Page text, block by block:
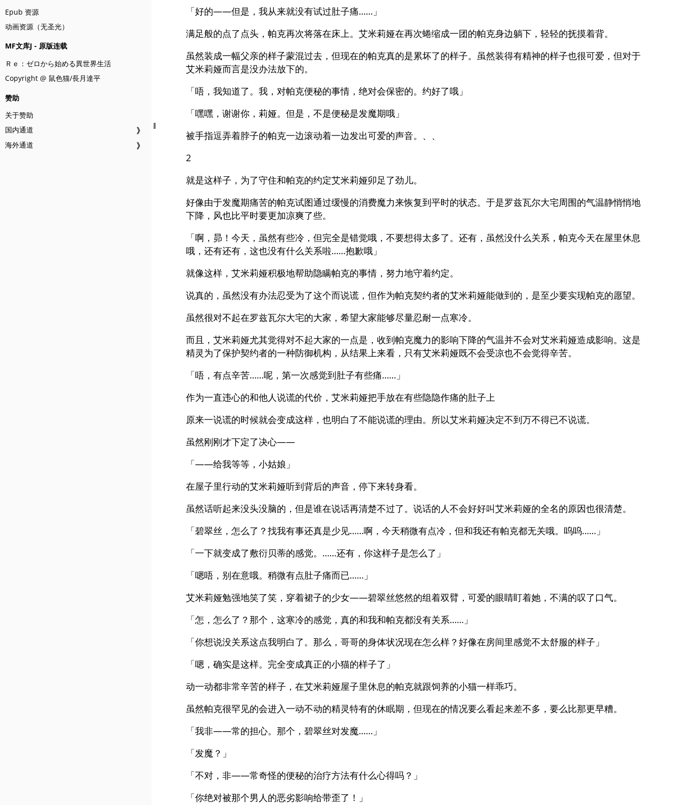
Epub 资源
动画资源（无圣光）
MF文库J - 原版连载
Ｒｅ：ゼロから始める異世界生活
Copyright @ 鼠色猫/長月達平
赞助
关于赞助
国内通道
❱
海外通道
❱
「好的——但是，我从来就没有试过肚子痛……」
满足般的点了点头，帕克再次将落在床上。艾米莉娅在再次蜷缩成一团的帕克身边躺下，轻轻的抚摸着背。
虽然装成一幅父亲的样子蒙混过去，但现在的帕克真的是累坏了的样子。虽然装得有精神的样子也很可爱，但对于
艾米莉娅而言是没办法放下的。
「唔，我知道了。我，对帕克便秘的事情，绝对会保密的。约好了哦」
「嘿嘿，谢谢你，莉娅。但是，不是便秘是发魔期哦」
被手指逗弄着脖子的帕克一边滚动着一边发出可爱的声音。、、
2
就是这样子，为了守住和帕克的约定艾米莉娅卯足了劲儿。
好像由于发魔期痛苦的帕克试图通过缓慢的消费魔力来恢复到平时的状态。于是罗兹瓦尔大宅周围的气温静悄悄地
下降，风也比平时要更加凉爽了些。
「啊，昴！今天，虽然有些冷，但完全是错觉哦，不要想得太多了。还有，虽然没什么关系，帕克今天在屋里休息
哦，还有还有，这也没有什么关系啦……抱歉哦」
就像这样，艾米莉娅积极地帮助隐瞒帕克的事情，努力地守着约定。
说真的，虽然没有办法忍受为了这个而说谎，但作为帕克契约者的艾米莉娅能做到的，是至少要实现帕克的愿望。
虽然很对不起在罗兹瓦尔大宅的大家，希望大家能够尽量忍耐一点寒冷。
而且，艾米莉娅尤其觉得对不起大家的一点是，收到帕克魔力的影响下降的气温并不会对艾米莉娅造成影响。这是
精灵为了保护契约者的一种防御机构，从结果上来看，只有艾米莉娅既不会受凉也不会觉得辛苦。
「唔，有点辛苦……呢，第一次感觉到肚子有些痛……」
作为一直违心的和他人说谎的代价，艾米莉娅把手放在有些隐隐作痛的肚子上
原来一说谎的时候就会变成这样，也明白了不能说谎的理由。所以艾米莉娅决定不到万不得已不说谎。
虽然刚刚才下定了决心——
「——给我等等，小姑娘」
在屋子里行动的艾米莉娅听到背后的声音，停下来转身看。
虽然话听起来没头没脑的，但是谁在说话再清楚不过了。说话的人不会好好叫艾米莉娅的全名的原因也很清楚。
「碧翠丝，怎么了？找我有事还真是少见……啊，今天稍微有点冷，但和我还有帕克都无关哦。呜呜……」
「一下就变成了敷衍贝蒂的感觉。……还有，你这样子是怎么了」
「嗯唔，别在意哦。稍微有点肚子痛而已……」
艾米莉娅勉强地笑了笑，穿着裙子的少女——碧翠丝悠然的组着双臂，可爱的眼睛盯着她，不满的叹了口气。
「怎，怎么了？那个，这寒冷的感觉，真的和我和帕克都没有关系……」
「你想说没关系这点我明白了。那么，哥哥的身体状况现在怎么样？好像在房间里感觉不太舒服的样子」
「嗯，确实是这样。完全变成真正的小猫的样子了」
动一动都非常辛苦的样子，在艾米莉娅屋子里休息的帕克就跟饲养的小猫一样乖巧。
虽然帕克很罕见的会进入一动不动的精灵特有的休眠期，但现在的情况要么看起来差不多，要么比那更早糟。
「我非——常的担心。那个，碧翠丝对发魔……」
「发魔？」
「不对，非——常奇怪的便秘的治疗方法有什么心得吗？」
「你绝对被那个男人的恶劣影响给带歪了！」